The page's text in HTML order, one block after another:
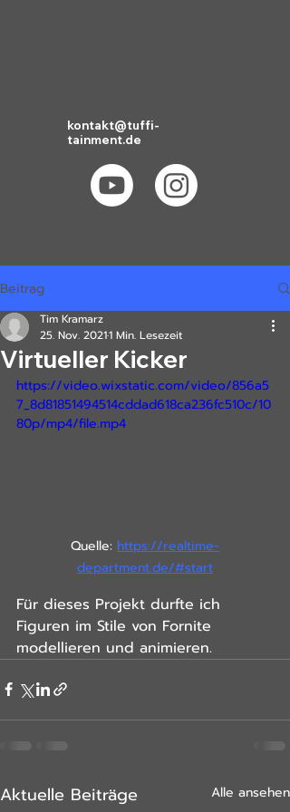
kontakt@tuffi-
tainment.de
Beitrag
Virtueller Kicker
Tim Kramarz
25. Nov. 20211 Min. Lesezeit
https://video.wixstatic.com/video/856a5
7_8d81851494514cddad618ca236fc510c/10
80p/mp4/file.mp4
Quelle: https://realtime-
department.de/#start
Für dieses Projekt durfte ich
Figuren im Stile von Fornite
modellieren und animieren.
Aktuelle Beiträge Alle ansehen